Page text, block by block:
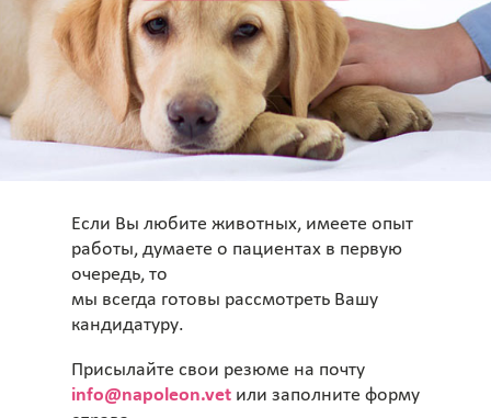
Если Вы любите животных, имеете опыт
работы, думаете о пациентах в первую
очередь, то
мы всегда готовы рассмотреть Вашу
кандидатуру.
Присылайте свои резюме на почту
info@napoleon.vet или заполните форму